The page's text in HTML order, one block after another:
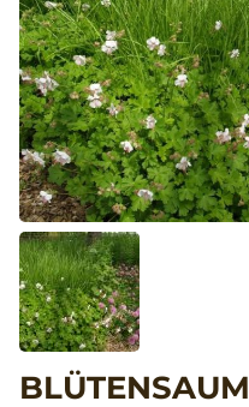
BLÜTENSAUM